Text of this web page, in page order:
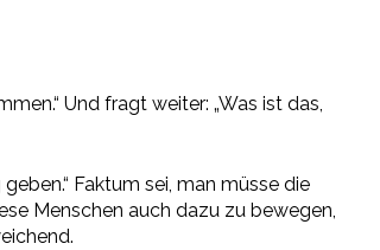
Und fragt weiter: „Was ist das,
Faktum sei, man müsse die
Menschen auch dazu zu bewegen,